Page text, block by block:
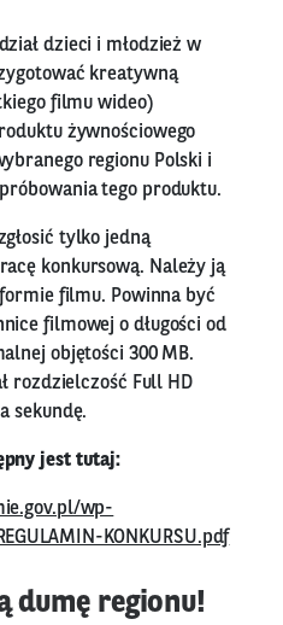
dzieci i młodzież w
kreatywną
filmu wideo)
żywnościowego
regionu Polski i
tego produktu.
tylko jedną
konkursową. Należy ją
filmu. Powinna być
filmowej o długości od
objętości 300 MB.
rozdzielczość Full HD
sekundę.
jest tutaj:
wp-
KONKURSU.pdf
dumę regionu!